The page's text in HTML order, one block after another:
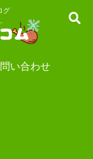
グ
い合わせ